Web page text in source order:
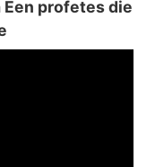
profetes die